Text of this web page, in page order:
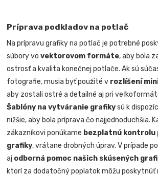
Príprava podkladov na potlač
Na prípravu grafiky na potlač je potrebné
súbory vovektorovom formáte, aby bola
ostrosť a kvalita konečnej potlače. Ak sú
fotografie, musia byť použité v rozlíšení
aby zostali ostré a detailné aj pri
Šablóny na vytváranie grafikysú k
nižšie, aby bola príprava čo najjednoduchšia.
zákazníkovi ponúkame bezplatnú kontrolu
grafiky, vrátane drobných úprav. V prípade
aj odborná pomoc našich skúsených
ktorí za dodatočný poplatok môžu poskytnúť